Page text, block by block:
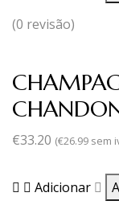
(0 revisão)
€33.20 (€26.99 sem
Adicionar